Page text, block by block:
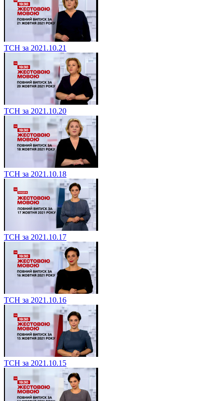
ТСН за 2021.10.21
ТСН за 2021.10.20
ТСН за 2021.10.18
ТСН за 2021.10.17
ТСН за 2021.10.16
ТСН за 2021.10.15